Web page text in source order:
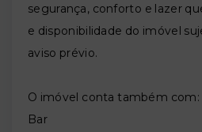
segurança, conforto e lazer
e disponibilidade do imóvel
aviso prévio.
O imóvel conta também com:
Bar